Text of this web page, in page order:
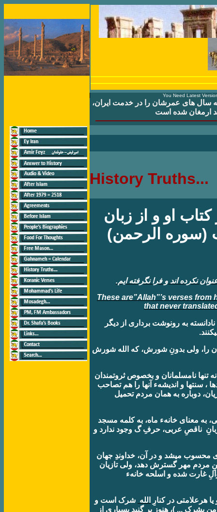
You Need Latest
سال های عمرشان را در خدمت ايران،
ارمغان شده است
History Truths...
کتاب او و از زبان
(سوره الرحمن)
نکرده اند و فرا نگرفته ايم.
These are”Allah”’s verses
that never
به رونوشت برداری از ديگر
الله مخالفان را، ولی بدونِ شورش، که الله شورش
تنها نامسلمانان و بخصوص ثروتمندان
، سنتها و انديشهء آنها را هم تصاحب
دوباره به همان مردم تحميل
به معنای خانهء ماه، به کلمه مسجد
ناقصِ عربی، حرفِ گ وجود ندارد و
محسوب ميشد و در آن، خداوندِ جهان
مردم مهر گسترش دهد، ولی تازيان
غارت شده و اسلحه خانهء
هرعلامتی در کنارِ الله شرک است و
يشرک ... )، هنوز بر گنبدِ بسياری از